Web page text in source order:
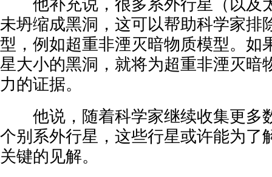
他补充说，很多系外行星（以及
未坍缩成黑洞，这可以帮助科学家排
型，例如超重非湮灭暗物质模型。如
星大小的黑洞，就将为超重非湮灭暗
力的证据。
他说，随着科学家继续收集更多
个别系外行星，这些行星或许能为了
关键的见解。